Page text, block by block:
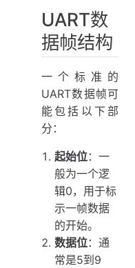
UART数
据帧结构
一个标准的
UART数据帧可
能包括以下部
分：
起始位：一
般为一个逻
辑0，用于标
示一帧数据
的开始。
数据位：通
常是5到9